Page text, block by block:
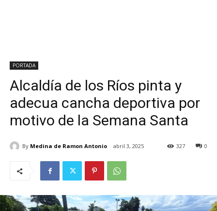
PORTADA
Alcaldía de los Ríos pinta y
adecua cancha deportiva por
motivo de la Semana Santa
By Medina de Ramon Antonio abril 3, 2025 0
327